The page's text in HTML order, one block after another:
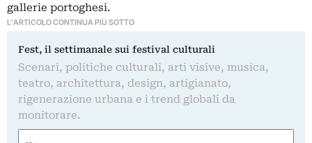
gallerie portoghesi.
L'ARTICOLO CONTINUA PIÙ SOTTO
Fest, il settimanale sui festival culturali
Scenari, politiche culturali, arti visive, musica,
teatro, architettura, design, artigianato,
rigenerazione urbana e i trend globali da
monitorare.